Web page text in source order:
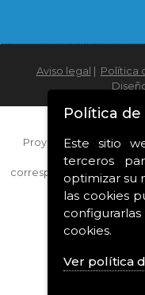
Aviso legal Política
Proyecto financiado
innovación de
correspondientes al año
Política
Este sitio
terceros
optimizar su
las cookies
cookies.
Ver política